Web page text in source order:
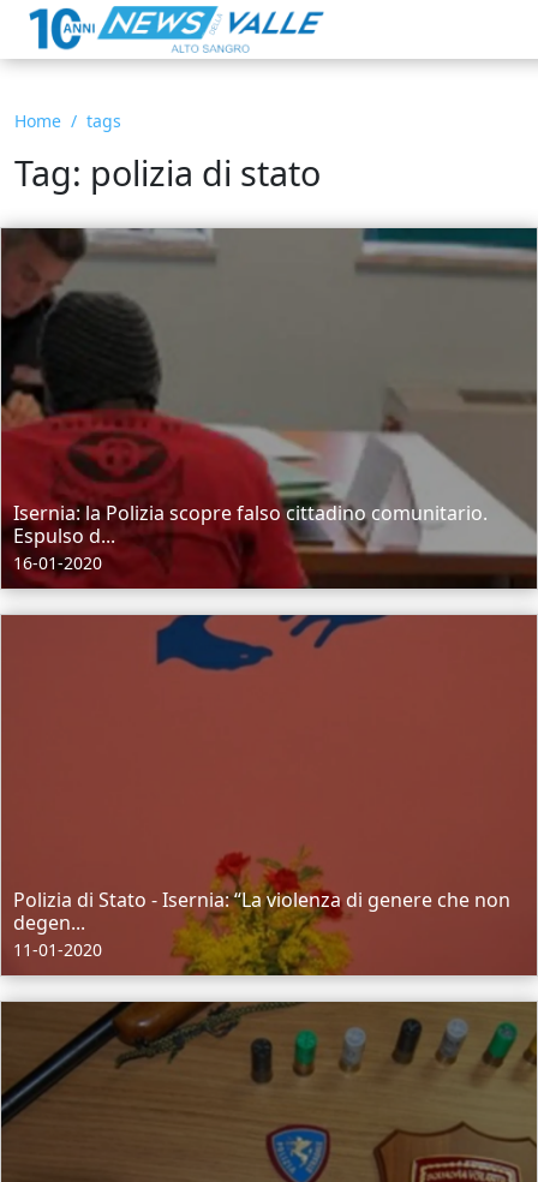
Home tags
Tag: polizia di stato
Isernia: la Polizia scopre falso cittadino comunitario.
Espulso d...
16-01-2020
Polizia di Stato - Isernia: “La violenza di genere che non
degen...
11-01-2020